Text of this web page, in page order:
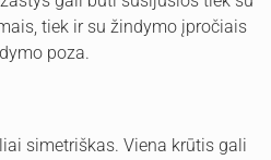
tiek ir su žindymo įpročiais
poza.
simetriškas. Viena krūtis gali